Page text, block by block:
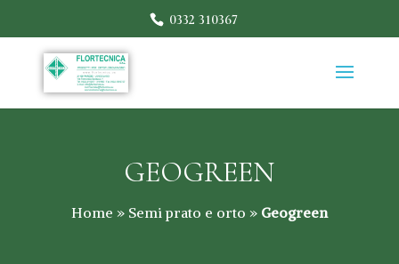
0332 310367
GEOGREEN
Home » Semi prato e orto » Geogreen